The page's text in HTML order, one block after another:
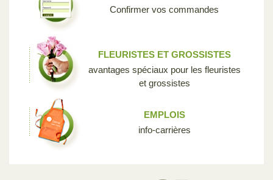
Confirmer vos commandes
FLEURISTES ET GROSSISTES
avantages spéciaux pour les fleuristes
et grossistes
EMPLOIS
info-carrières